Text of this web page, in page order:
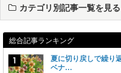
カテゴリ別記事一覧を見る
総合記事ランキング
夏に切り戻しで繰り
ベナ…